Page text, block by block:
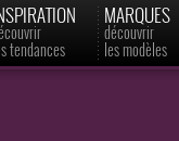
tendances
MARQUES
découvrir
les modèles